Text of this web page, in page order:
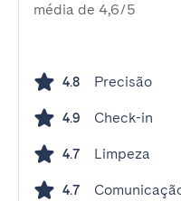
média de 4,6/5
4.8 Precisão
4.9 Check-in
4.7 Limpeza
4.7